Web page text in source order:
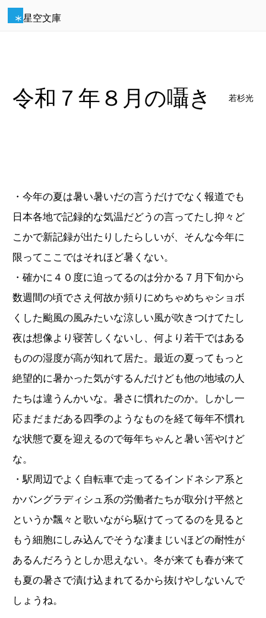
星空文庫
令和７年８月の囁き 若杉光
・今年の夏は暑い暑いだの言うだけでなく報道でも
日本各地で記録的な気温だどうの言ってたし抑々ど
こかで新記録が出たりしたらしいが、そんな今年に
限ってここではそれほど暑くない。
・確かに４０度に迫ってるのは分かる７月下旬から
数週間の頃でさえ何故か頻りにめちゃめちゃショボ
くした颱風の風みたいな涼しい風が吹きつけてたし
夜は想像より寝苦しくないし、何より若干ではある
ものの湿度が高が知れて居た。最近の夏ってもっと
絶望的に暑かった気がするんだけども他の地域の人
たちは違うんかいな。暑さに慣れたのか。しかし一
応まだまだある四季のようなものを経て毎年不慣れ
な状態で夏を迎えるので毎年ちゃんと暑い筈やけど
な。
・駅周辺でよく自転車で走ってるインドネシア系と
かバングラディシュ系の労働者たちが取分け平然と
というか飄々と歌いながら駆けてってるのを見ると
もう細胞にしみ込んでそうな凄まじいほどの耐性が
あるんだろうとしか思えない。冬が来ても春が来て
も夏の暑さで漬け込まれてるから抜けやしないんで
しょうね。